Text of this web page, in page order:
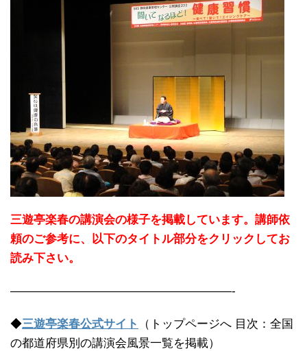
三遊亭楽春の講演会の様子を掲載しています。講師依
頼のご参考に、以下のタイトル部分をクリックしてお
読み下さい。
———————————————————-
◆三遊亭楽春公式サイト
（トップページへ 目次：全国
の都道府県別の講演会風景一覧を掲載）